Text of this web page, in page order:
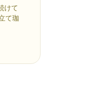
けて
て珈